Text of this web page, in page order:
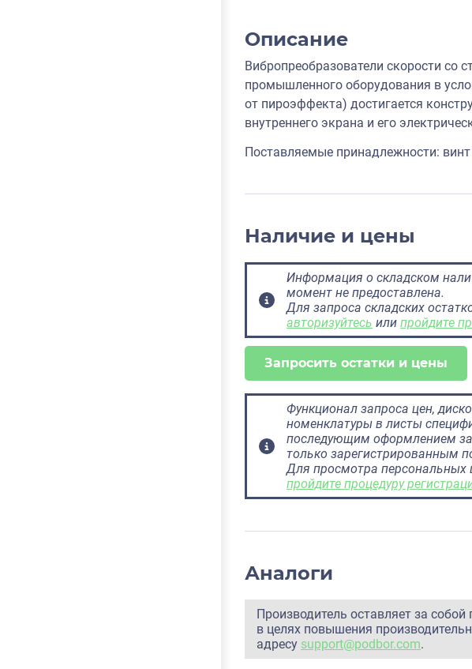
Описание
Вибропреобразователи скорости
промышленного оборудования в
от пироэффекта) достигается
внутреннего экрана и его
Поставляемые принадлежности:
Наличие и цены
Информация о складском
момент не предоставлена.
Для запроса складских
авторизуйтесь или пройдите
Запросить остатки и цены
Функционал запроса цен,
номенклатуры в листы
последующим оформлением
только зарегистрированным
Для просмотра персональных
пройдите процедуру
Аналоги
Производитель оставляет за
в целях повышения
адресу support@podbor.com.